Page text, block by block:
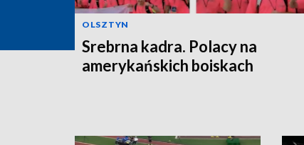
OLSZTYN
Srebrna kadra. Polacy na
amerykańskich boiskach